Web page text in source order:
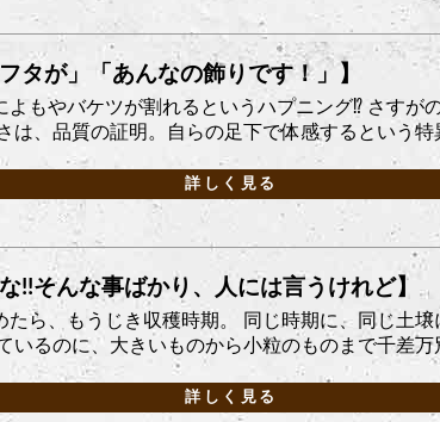
タが」「あんなの飾りです！」】
よもやバケツが割れるというハプニング⁉ さすが
は、品質の証明。自らの足下で体感するという特
詳しく見る
!!そんな事ばかり、人には言うけれど】
ら、もうじき収穫時期。 同じ時期に、同じ土
いるのに、大きいものから小粒のものまで千差万
詳しく見る